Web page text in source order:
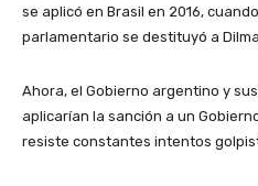
se aplicó en Brasil en 2016,
parlamentario se destituyó a
Ahora, el Gobierno argentino y
aplicarían la sanción a un
resiste constantes intentos